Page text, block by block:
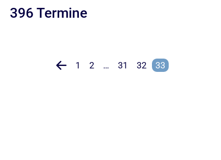
396 Termine
1 2 … 31 32 33